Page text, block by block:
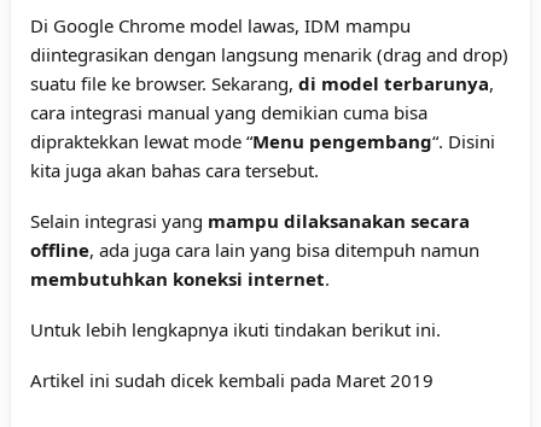
Di Google Chrome model lawas, IDM mampu
diintegrasikan dengan langsung menarik (drag and drop)
suatu file ke browser. Sekarang, di model terbarunya,
cara integrasi manual yang demikian cuma bisa
dipraktekkan lewat mode “Menu pengembang“. Disini
kita juga akan bahas cara tersebut.
Selain integrasi yang mampu dilaksanakan secara
offline, ada juga cara lain yang bisa ditempuh namun
membutuhkan koneksi internet.
Untuk lebih lengkapnya ikuti tindakan berikut ini.
Artikel ini sudah dicek kembali pada Maret 2019